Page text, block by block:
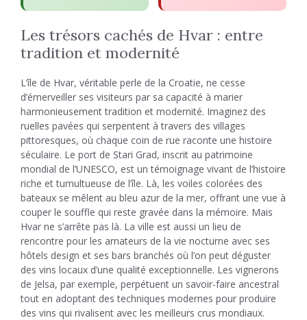
Les trésors cachés de Hvar : entre
tradition et modernité
L’île de Hvar, véritable perle de la Croatie, ne cesse
d’émerveiller ses visiteurs par sa capacité à marier
harmonieusement tradition et modernité. Imaginez des
ruelles pavées qui serpentent à travers des villages
pittoresques, où chaque coin de rue raconte une histoire
séculaire. Le port de Stari Grad, inscrit au patrimoine
mondial de l’UNESCO, est un témoignage vivant de l’histoire
riche et tumultueuse de l’île. Là, les voiles colorées des
bateaux se mêlent au bleu azur de la mer, offrant une vue à
couper le souffle qui reste gravée dans la mémoire. Mais
Hvar ne s’arrête pas là. La ville est aussi un lieu de
rencontre pour les amateurs de la vie nocturne avec ses
hôtels design et ses bars branchés où l’on peut déguster
des vins locaux d’une qualité exceptionnelle. Les vignerons
de Jelsa, par exemple, perpétuent un savoir-faire ancestral
tout en adoptant des techniques modernes pour produire
des vins qui rivalisent avec les meilleurs crus mondiaux.